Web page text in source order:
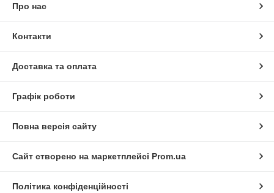
Про нас
Контакти
Доставка та оплата
Графік роботи
Повна версія сайту
Сайт створено на маркетплейсі Prom.ua
Політика конфіденційності